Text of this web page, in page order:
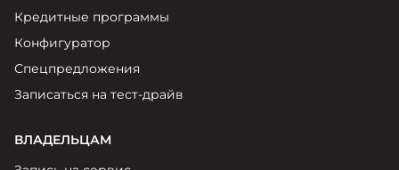
Кредитные программы
Конфигуратор
Спецпредложения
Записаться на тест-драйв
ВЛАДЕЛЬЦАМ